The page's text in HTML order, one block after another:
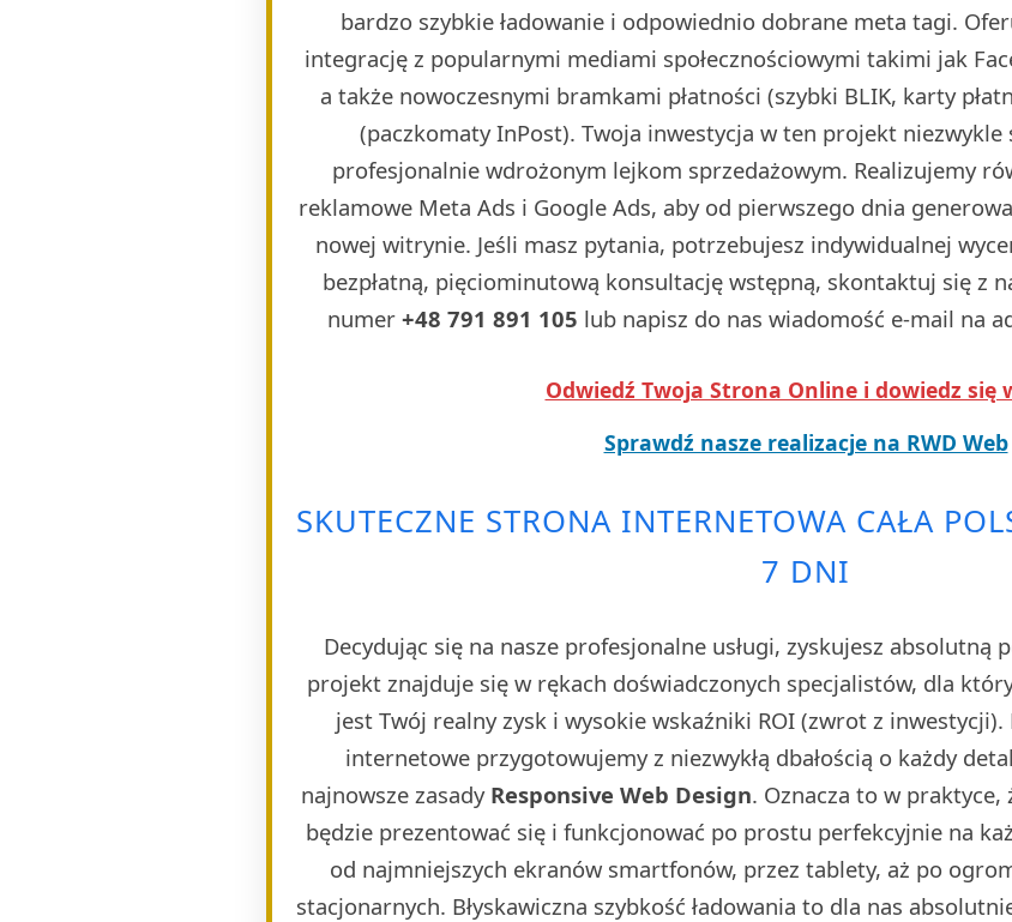
bardzo szybkie ładowanie i odpowiednio dobrane meta tagi.
integrację z popularnymi mediami społecznościowymi takimi jak
a także nowoczesnymi bramkami płatności (szybki BLIK, karty
(paczkomaty InPost). Twoja inwestycja w ten projekt niezwykle
profesjonalnie wdrożonym lejkom sprzedażowym. Realizujemy
reklamowe Meta Ads i Google Ads, aby od pierwszego dnia
nowej witrynie. Jeśli masz pytania, potrzebujesz indywidualnej
bezpłatną, pięciominutową konsultację wstępną, skontaktuj się z
numer +48 791 891 105 lub napisz do nas wiadomość e-mail na
Odwiedź Twoja Strona Online i dowiedz się
Sprawdź nasze realizacje na RWD Web
SKUTECZNE STRONA INTERNETOWA CAŁA
7 DNI
Decydując się na nasze profesjonalne usługi, zyskujesz absolutną
projekt znajduje się w rękach doświadczonych specjalistów, dla
jest Twój realny zysk i wysokie wskaźniki ROI (zwrot z
internetowe przygotowujemy z niezwykłą dbałością o każdy
najnowsze zasady Responsive Web Design. Oznacza to w
będzie prezentować się i funkcjonować po prostu perfekcyjnie na
od najmniejszych ekranów smartfonów, przez tablety, aż po
stacjonarnych. Błyskawiczna szybkość ładowania to dla nas